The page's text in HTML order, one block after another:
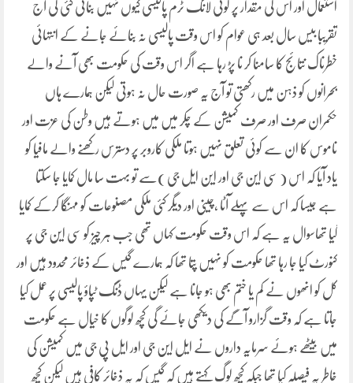
استعمال اور اس کی مقدار پر کوئی لانگ ٹرم پالیسی کیوں نہیں بنائی گئی کی آج
تقریبا بیس سال بعد ہی عوام کو اس وقت پالیسی نہ بنائے جانے کے انتہائی
خطرناک نتائج کا سامنا کر نا پڑ رہا ہے اگر اس وقت کی حکومت بھی آنے والے
بحرانوں کو ذہن میں رکھتی تو آج یہ صورت حال نہ ہوتی لیکن ہمارے ہاں
حکمران صرف اور صرف کمیشن کے چکر میں میں ہوتے ہیں وطن کی عزت اور
ناموس کا ان سے کوئی تعلق نہیں ہوتا ملکی کاروبر پر دسترس رکھنے والے مافیا کو
یاد آیا کہ اس ( سی این جی اور این ایل جی )سے تو بہت سا مال کمایا جا سکتا
ہے جیسا کہ اس سے پہلے آٹا ،چینی اور دیگر کئی ملکی مصنوعات کو مہنگا کرکے کمایا
گیا تھاسوال یہ ہے کہ اس وقت حکومت کہاں تھی جب ہر چیز کو سی این جی پر
کنورٹ کیا جا رہا تھا حکومت کو نہیں پتا تھا کہ ہمارے گیس کے ذخائر محدود ہیں اور
کل کو انھوں نے کم یا ختم بھی ہو جانا ہے لیکن یہاں ڈنگ ٹپاؤ پالیسی پر عمل کیا
جاتا ہے کہ وقت گزارو آگے کی دیکھی جائے گی کچھ لوگوں کا خیال ہے حکومت
میں بیٹھے ہوئے سرمایہ داروں نے ایل این جی اور ایل پی جی میں کمیشن کی
خاطر یہ فیصلہ کیا تھا جبکہ کچھ لوگ کہتے ہیں کہ گیس کہ یہ ذخائر کافی ہیں لیکن کچھ